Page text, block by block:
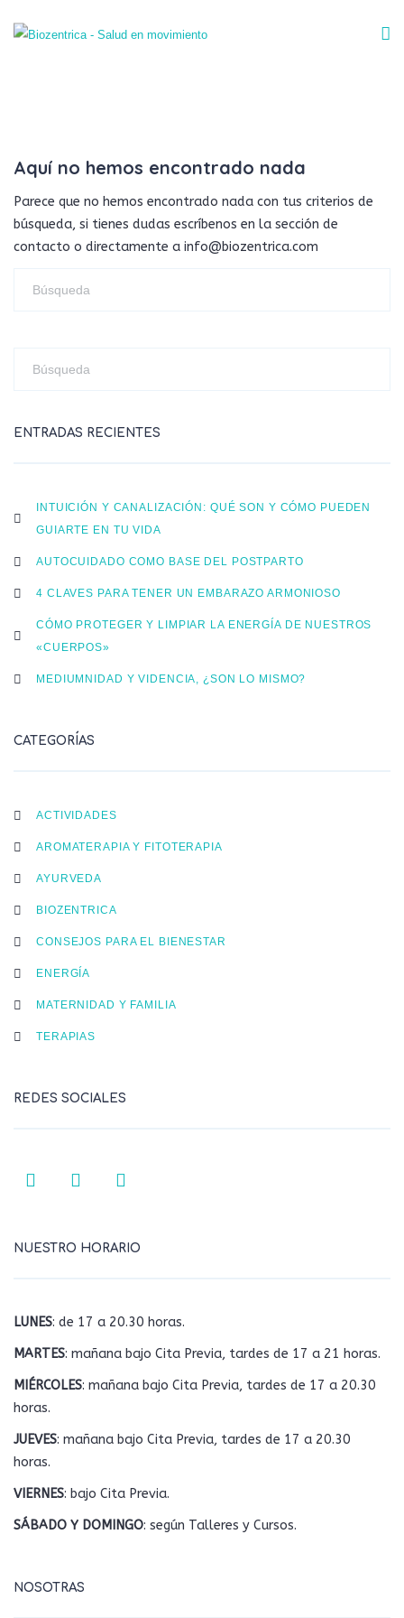
Aquí no hemos encontrado nada
Parece que no hemos encontrado nada con tus criterios de
búsqueda, si tienes dudas escríbenos en la sección de
contacto o directamente a info@biozentrica.com
ENTRADAS RECIENTES
INTUICIÓN Y CANALIZACIÓN: QUÉ SON Y CÓMO PUEDEN
GUIARTE EN TU VIDA
AUTOCUIDADO COMO BASE DEL POSTPARTO
4 CLAVES PARA TENER UN EMBARAZO ARMONIOSO
CÓMO PROTEGER Y LIMPIAR LA ENERGÍA DE NUESTROS
«CUERPOS»
MEDIUMNIDAD Y VIDENCIA, ¿SON LO MISMO?
CATEGORÍAS
ACTIVIDADES
AROMATERAPIA Y FITOTERAPIA
AYURVEDA
BIOZENTRICA
CONSEJOS PARA EL BIENESTAR
ENERGÍA
MATERNIDAD Y FAMILIA
TERAPIAS
REDES SOCIALES
NUESTRO HORARIO
LUNES: de 17 a 20.30 horas.
MARTES: mañana bajo Cita Previa, tardes de 17 a 21 horas.
MIÉRCOLES: mañana bajo Cita Previa, tardes de 17 a 20.30
horas.
JUEVES: mañana bajo Cita Previa, tardes de 17 a 20.30
horas.
VIERNES: bajo Cita Previa.
SÁBADO Y DOMINGO: según Talleres y Cursos.
NOSOTRAS